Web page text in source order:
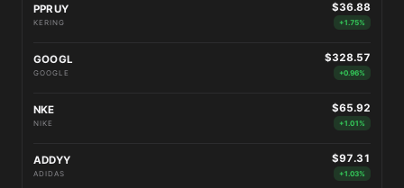
PPRUY
KERING
$36.88
+1.75%
GOOGL
GOOGLE
$328.57
+0.96%
NKE
NIKE
$65.92
+1.01%
ADDYY
ADIDAS
$97.31
+1.03%